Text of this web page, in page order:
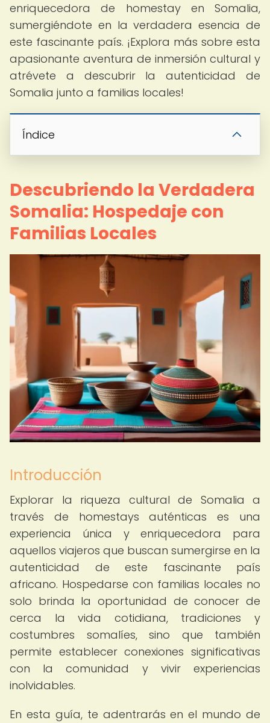
enriquecedora de homestay en Somalia,
sumergiéndote en la verdadera esencia de
este fascinante país. ¡Explora más sobre esta
apasionante aventura de inmersión cultural y
atrévete a descubrir la autenticidad de
Somalia junto a familias locales!
Índice
Descubriendo la Verdadera
Somalia: Hospedaje con
Familias Locales
Introducción
Explorar la riqueza cultural de Somalia a
través de homestays auténticas es una
experiencia única y enriquecedora para
aquellos viajeros que buscan sumergirse en la
autenticidad de este fascinante país
africano. Hospedarse con familias locales no
solo brinda la oportunidad de conocer de
cerca la vida cotidiana, tradiciones y
costumbres somalíes, sino que también
permite establecer conexiones significativas
con la comunidad y vivir experiencias
inolvidables.
En esta guía, te adentrarás en el mundo de